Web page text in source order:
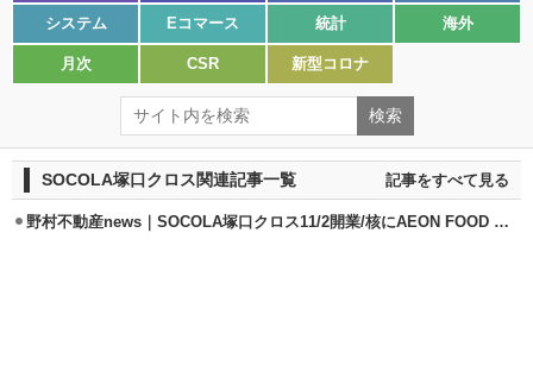
システム Eコマース 統計 海外
月次 CSR 新型コロナ
SOCOLA塚口クロス関連記事一覧 記事をすべて見る
野村不動産news｜SOCOLA塚口クロス11/2開業/核にAEON FOOD STYLE